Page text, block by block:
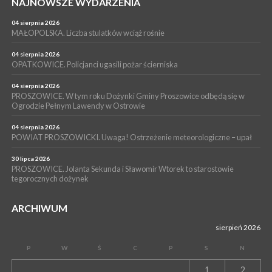
15 lipca 2026
Czwartki w Bibliotece”
14 lipca 2026
PROSZOWICE. 26 lipca odbędzie się XII Marsz Rzeczpospolitej
WYDARZENIA
13 lipca 2026
Szpitalu im. Ojca Rafała z Proszowic już działa
04 sierpnia 2026
MAŁOPOLSKA. Liczba stulatków wciąż rośnie
04 sierpnia 2026
OPATKOWICE. Policjanci ugasili pożar ścierniska
04 sierpnia 2026
PROSZOWICE. W tym roku Dożynki Gminy Proszowice odbędą się w
Ogrodzie Pełnym Lawendy w Ostrowie
04 sierpnia 2026
POWIAT PROSZOWICKI. Uwaga! Ostrzeżenie meteorologiczne – upał
30 lipca 2026
PROSZOWICE. Jolanta Sekunda i Sławomir Wtorek to starostowie
tegorocznych dożynek
ARCHIWUM
sierpień 2026
P W Ś C P S N
1 2